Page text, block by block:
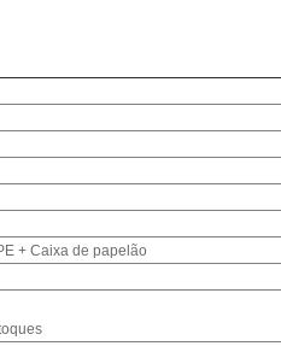
+ Caixa de papelão